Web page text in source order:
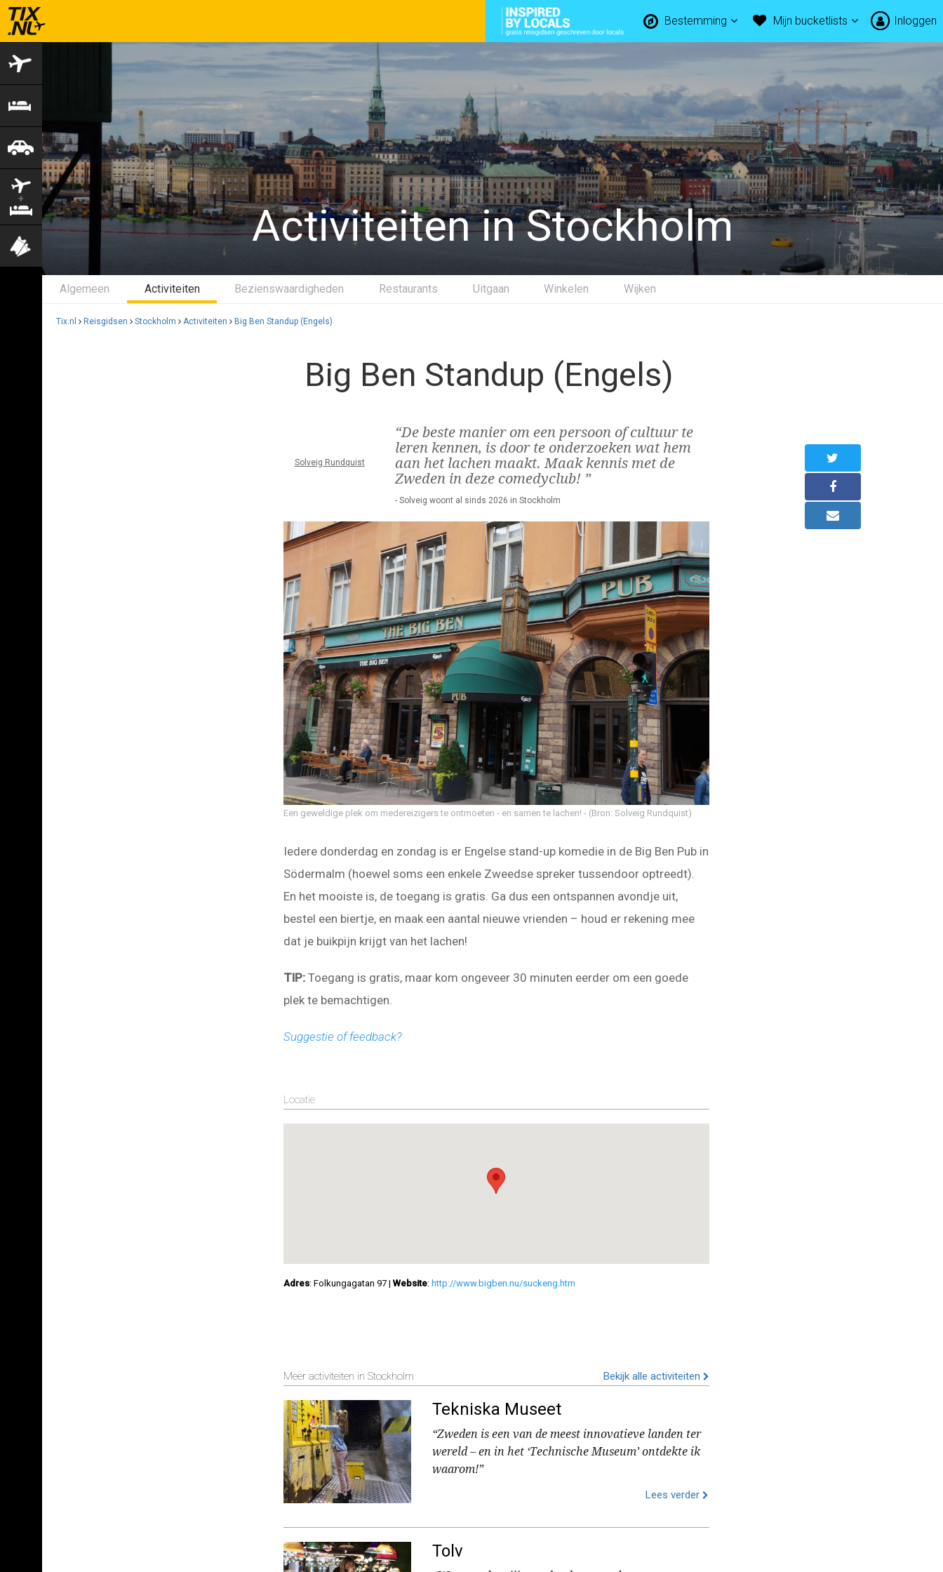
Bestemming Mijn bucketlists Inloggen
Vliegtickets
Autohuur
Vlucht+hotel
Activiteiten in Stockholm
Algemeen Activiteiten Bezienswaardigheden Restaurants Uitgaan Winkelen Wijken
Tix.nl Reisgidsen Stockholm Activiteiten Big Ben Standup (Engels)
Big Ben Standup (Engels)
Solveig Rundquist
“De beste manier om een persoon of cultuur te
leren kennen, is door te onderzoeken wat hem
aan het lachen maakt. Maak kennis met de
Zweden in deze comedyclub! ”
- Solveig woont al sinds 2026 in Stockholm
Een geweldige plek om medereizigers te ontmoeten - en samen te lachen! (Bron: Solveig Rundquist)
Iedere donderdag en zondag is er Engelse stand-up komedie in de Big Ben Pub in
Södermalm (hoewel soms een enkele Zweedse spreker tussendoor optreedt).
En het mooiste is, de toegang is gratis. Ga dus een ontspannen avondje uit,
bestel een biertje, en maak een aantal nieuwe vrienden – houd er rekening mee
dat je buikpijn krijgt van het lachen!
TIP: Toegang is gratis, maar kom ongeveer 30 minuten eerder om een goede
plek te bemachtigen.
Suggestie of feedback?
Locatie
Adres: Folkungagatan 97| Website: http://www.bigben.nu/suckeng.htm
Meer activiteiten in Stockholm Bekijk alle activiteiten
Tekniska Museet
“Zweden is een van de meest innovatieve landen ter
wereld – en in het ‘Technische Museum’ ontdekte ik
waarom!”
Lees verder
Tolv